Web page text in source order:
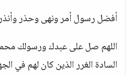
أفضل رسول أمر ونهى وحذر
اللهم صل على عبدك ورسولك
السادة الغرر الذين كان لهم في